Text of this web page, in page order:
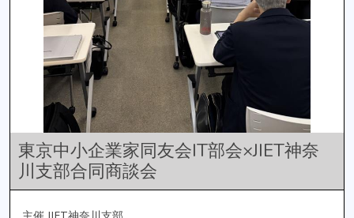
東京中小企業家同友会IT部会×JIET神奈
川支部合同商談会
主催 JIET神奈川支部